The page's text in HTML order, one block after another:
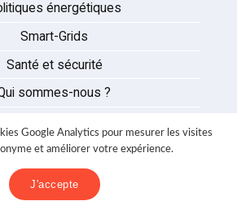
énergétiques
Smart-Grids
Santé et sécurité
sommes-nous ?
Partenaires
Nous contacter
Google Analytics pour mesurer les visites
et améliorer votre expérience.
J'accepte